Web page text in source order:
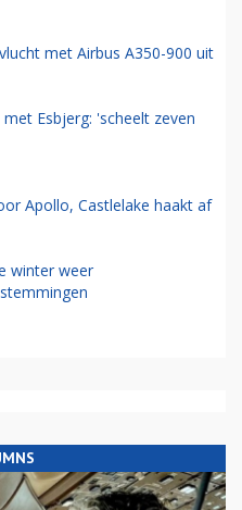
met Airbus A350-900 uit
Esbjerg: 'scheelt zeven
Apollo, Castlelake haakt af
winter weer